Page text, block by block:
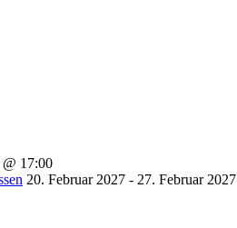
@ 17:00
20. Februar 2027 - 27. Februar 2027